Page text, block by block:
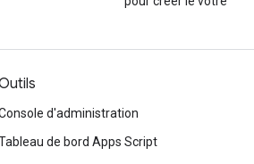
d'administration
de bord Apps Script